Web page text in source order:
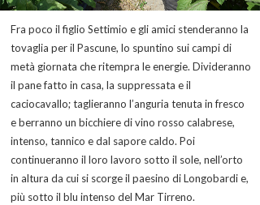
Fra poco il figlio Settimio e gli amici stenderanno la
tovaglia per il Pascune, lo spuntino sui campi di
metà giornata che ritempra le energie. Divideranno
il pane fatto in casa, la suppressata e il
caciocavallo; taglieranno l’anguria tenuta in fresco
e berranno un bicchiere di vino rosso calabrese,
intenso, tannico e dal sapore caldo. Poi
continueranno il loro lavoro sotto il sole, nell’orto
in altura da cui si scorge il paesino di Longobardi e,
più sotto il blu intenso del Mar Tirreno.